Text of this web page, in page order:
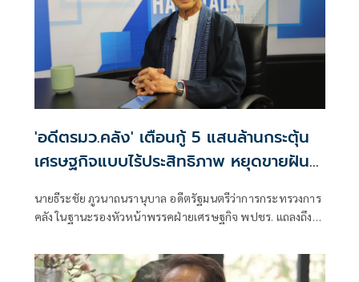
'อดีตรมว.คลัง' เตือนกู้ 5 แสนล้านกระตุ้น
เศรษฐกิจแบบไร้ประสิทธิภาพ หยุดขายฝัน
นายธีระชัย ภูวนาถนรานุบาล อดีตรัฐมนตรีว่าการกระทรวงการ
คลัง ในฐานะรองหัวหน้าพรรคฝ่ายเศรษฐกิจ พปชร. แถลงถึง